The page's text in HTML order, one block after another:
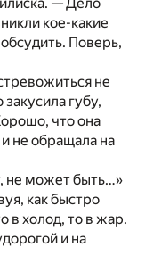
кое-какие
Поверь,
не
губу,
что она
не обращала на
не может быть…»
как быстро
в холод, то в жар.
и на